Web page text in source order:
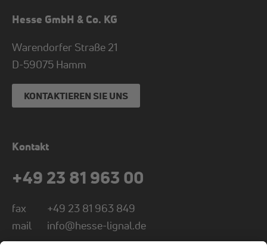
Hesse GmbH & Co. KG
Warendorfer Straße 21
D-59075 Hamm
KONTAKTIEREN SIE UNS
Kontakt
+49 23 81 963 00
fax
+49 23 81 963 849
mail
info@hesse-lignal.de